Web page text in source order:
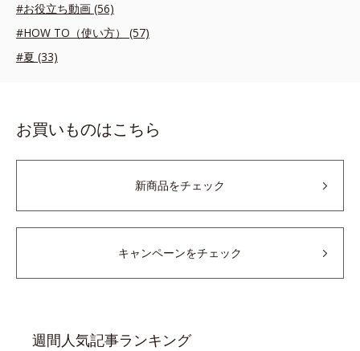
#お役立ち動画 (56)
#HOW TO（使い方） (57)
#夏 (33)
お買いものはこちら
新商品をチェック
キャンペーンをチェック
週間人気記事ランキング